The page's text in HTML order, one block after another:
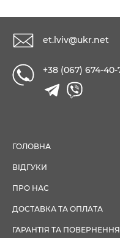
et.lviv@ukr.net
+38 (067) 674-40-
ГОЛОВНА
ВІДГУКИ
ПРО НАС
ДОСТАВКА ТА ОПЛАТА
ГАРАНТІЯ ТА ПОВЕРНЕННЯ